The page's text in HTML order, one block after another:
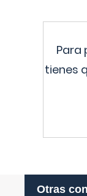
Para
tienes
Otras